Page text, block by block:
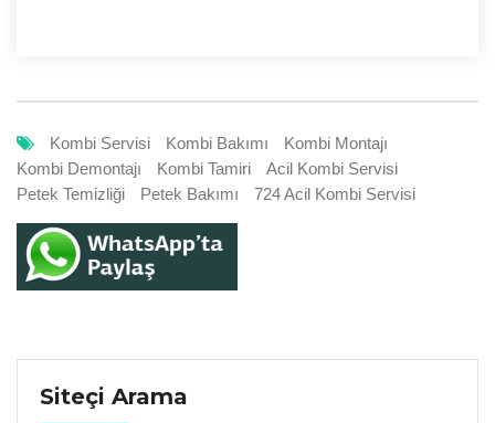
Kombi Servisi Kombi Bakımı
Kombi Montajı
Kombi Demontajı
Kombi Tamiri
Acil Kombi Servisi
Petek Temizliği
Petek Bakımı 724 Acil Kombi Servisi
Siteçi Arama